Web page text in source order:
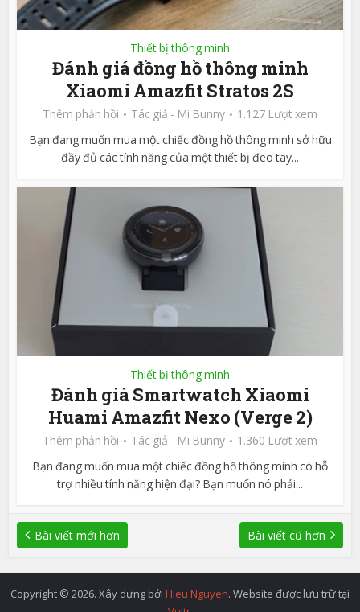
Thiết bị thông minh
Đánh giá đồng hồ thông minh
Xiaomi Amazfit Stratos 2S
Thêm phản hồi Tác giả - Mi Bunny
1.127 Lượt xem
Bạn đang muốn mua một chiếc đồng hồ thông minh sở hữu
đầy đủ các tính năng của một thiết bị đeo tay...
Thiết bị thông minh
Đánh giá Smartwatch Xiaomi
Huami Amazfit Nexo (Verge 2)
Thêm phản hồi Tác giả - Mi Bunny
1.360 Lượt xem
Bạn đang muốn mua một chiếc đồng hồ thông minh có hỗ
trợ nhiều tính năng hiện đại? Bạn muốn nó phải...
Bài viết cũ hơn
Bài viết mới hơn
Copyright © 2026. Xây dựng bởi Hieu Nguyen. Website được lưu trữ tại